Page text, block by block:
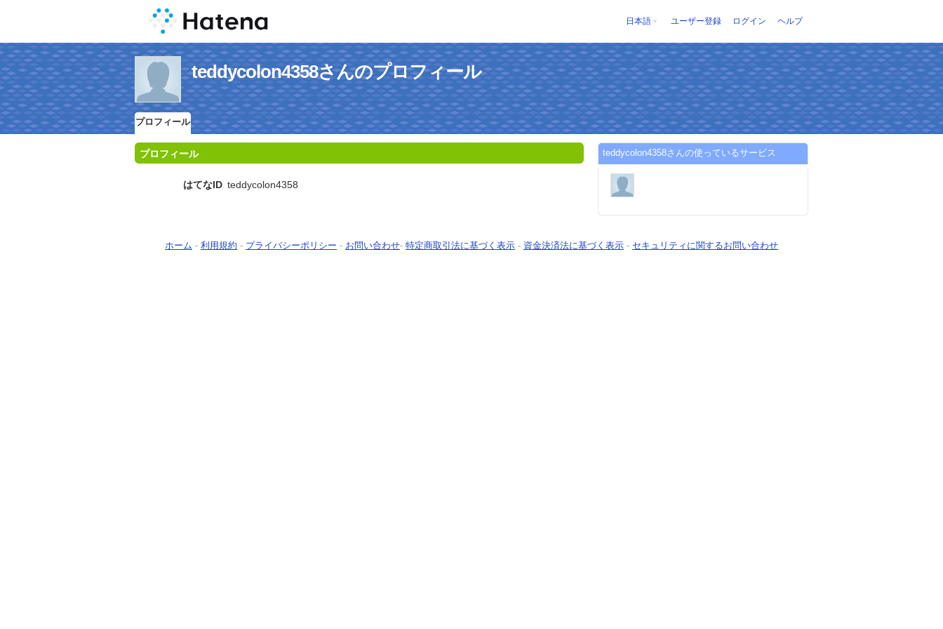
日本語 ユーザー登録 ログイン ヘルプ
teddycolon4358さんのプロフィール
プロフィール
プロフィール
はてなID teddycolon4358
teddycolon4358さんの使っているサービス
ホーム - 利用規約 - プライバシーポリシー - お問い合わせ- 特定商取引法に基づく表示 - 資金決済法に基づく表示 - セキュリティに関するお問い合わせ